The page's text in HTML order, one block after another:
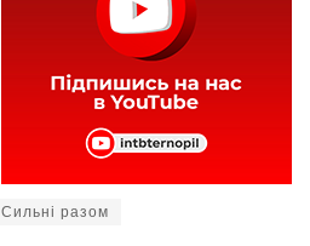
Сильні разом